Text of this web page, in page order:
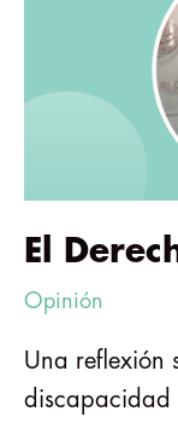
El
Opinión
Una reflexión
discapacidad